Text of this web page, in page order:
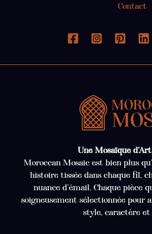
Contact
Une Mosaïque
Moroccan Mosaic est bien plus
histoire tissée dans chaque fil,
nuance d’émail. Chaque pièce
soigneusement sélectionnée pour
style, caractère et